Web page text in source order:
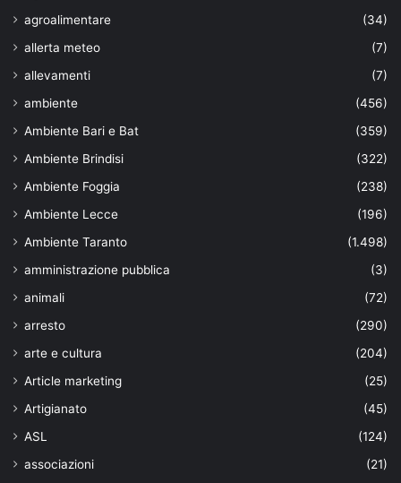
agroalimentare
(34)
allerta meteo
(7)
allevamenti
(7)
ambiente
(456)
Ambiente Bari e Bat
(359)
Ambiente Brindisi
(322)
Ambiente Foggia
(238)
Ambiente Lecce
(196)
Ambiente Taranto
(1.498)
amministrazione pubblica
(3)
animali
(72)
arresto
(290)
arte e cultura
(204)
Article marketing
(25)
Artigianato
(45)
ASL
(124)
associazioni
(21)